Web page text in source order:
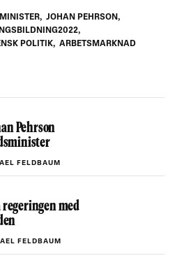
, JOHAN PEHRSON,
,
POLITIK, ARBETSMARKNAD
Pehrson
FELDBAUM
med
FELDBAUM